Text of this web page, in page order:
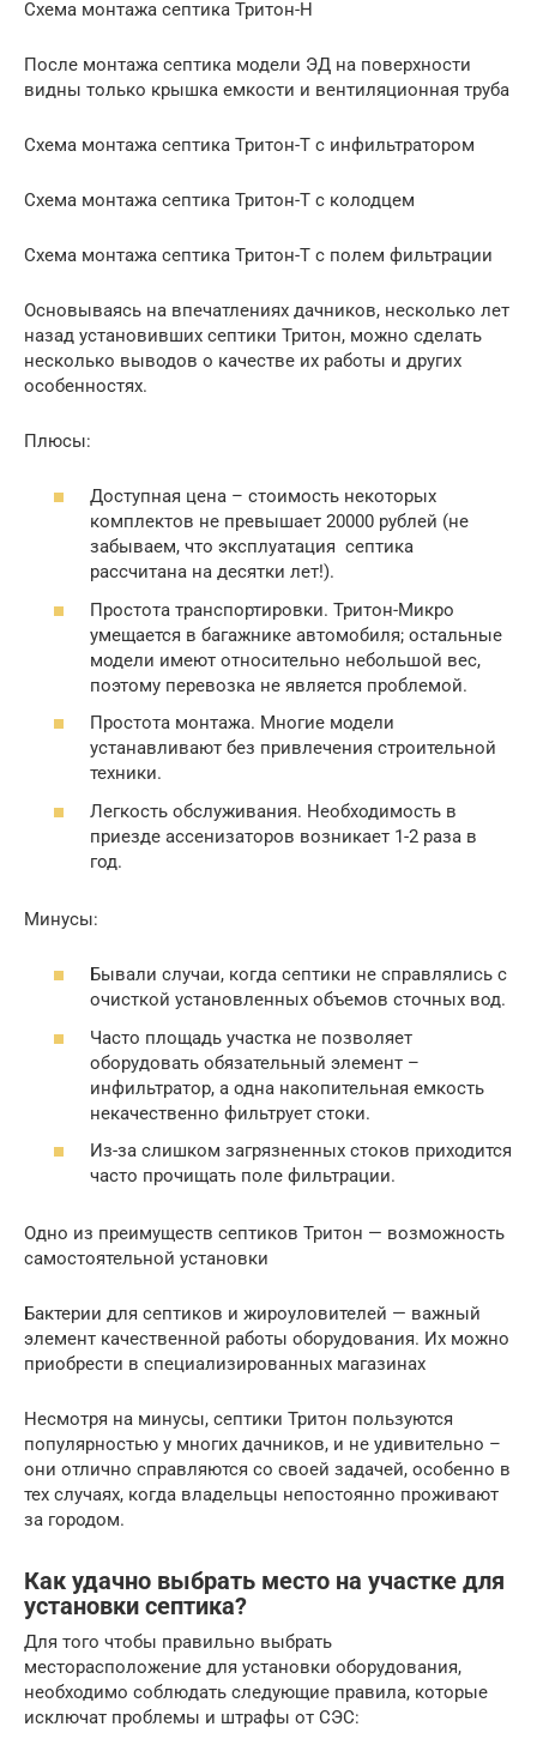
Схема монтажа септика Тритон-Н
После монтажа септика модели ЭД на поверхности
видны только крышка емкости и вентиляционная труба
Схема монтажа септика Тритон-Т с инфильтратором
Схема монтажа септика Тритон-Т с колодцем
Схема монтажа септика Тритон-Т с полем фильтрации
Основываясь на впечатлениях дачников, несколько лет
назад установивших септики Тритон, можно сделать
несколько выводов о качестве их работы и других
особенностях.
Плюсы:
Доступная цена – стоимость некоторых
комплектов не превышает 20000 рублей (не
забываем, что эксплуатация септика
рассчитана на десятки лет!).
Простота транспортировки. Тритон-Микро
умещается в багажнике автомобиля; остальные
модели имеют относительно небольшой вес,
поэтому перевозка не является проблемой.
Простота монтажа. Многие модели
устанавливают без привлечения строительной
техники.
Легкость обслуживания. Необходимость в
приезде ассенизаторов возникает 1-2 раза в
год.
Минусы:
Бывали случаи, когда септики не справлялись с
очисткой установленных объемов сточных вод.
Часто площадь участка не позволяет
оборудовать обязательный элемент –
инфильтратор, а одна накопительная емкость
некачественно фильтрует стоки.
Из-за слишком загрязненных стоков приходится
часто прочищать поле фильтрации.
Одно из преимуществ септиков Тритон — возможность
самостоятельной установки
Бактерии для септиков и жироуловителей — важный
элемент качественной работы оборудования. Их можно
приобрести в специализированных магазинах
Несмотря на минусы, септики Тритон пользуются
популярностью у многих дачников, и не удивительно –
они отлично справляются со своей задачей, особенно в
тех случаях, когда владельцы непостоянно проживают
за городом.
Как удачно выбрать место на участке для
установки септика?
Для того чтобы правильно выбрать
месторасположение для установки оборудования,
необходимо соблюдать следующие правила, которые
исключат проблемы и штрафы от СЭС: